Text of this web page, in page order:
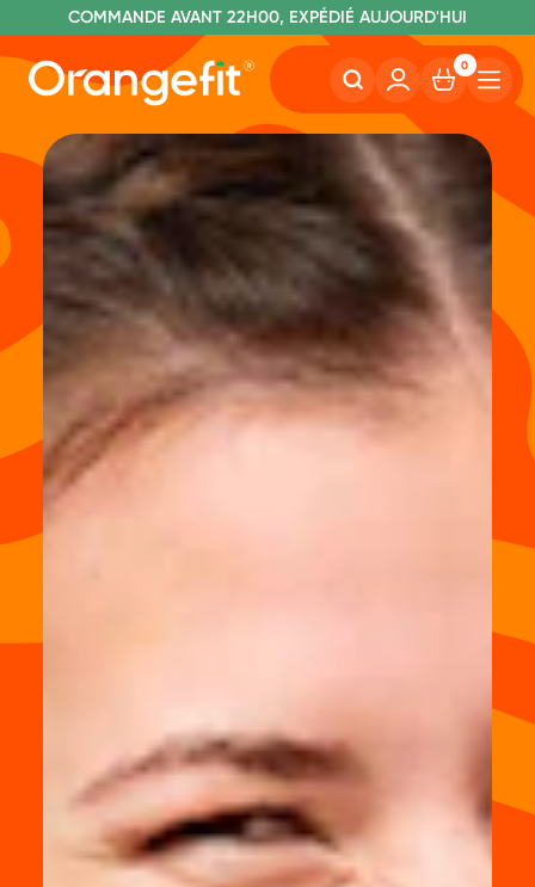
SANS LACTOSE ET SUCRALOSE
COMMANDE AVANT 22H00, EXPÉDIÉ AUJOURD'HUI
LIVRAISON GRATUITE À PARTIR DE 40€
0